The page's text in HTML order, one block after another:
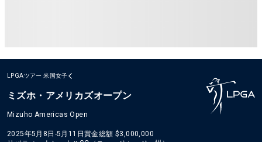
LPGAツアー 米国女子
ミズホ・アメリカズオープン
Mizuho Americas Open
2025年5月8日-5月11日賞金総額 $3,000,000